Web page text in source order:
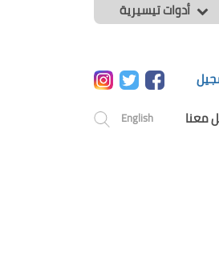
أدوات تيسيرية
English معنا